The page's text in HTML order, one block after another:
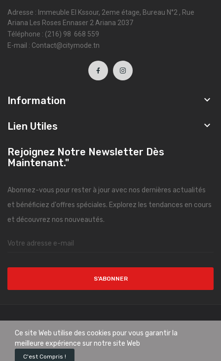
Adresse : Immeuble El Kssour, 2eme étage, Bureau N°2 , Rue
Ariana Les Roses Ennaser 2 Ariana 2037
Téléphone : (216) 98 668 559
E-mail : Contact@citymode.tn
Information 
Lien Utiles 
Rejoignez Notre Newsletter Dès
Maintenant."
Abonnez-vous pour rester à jour avec nos dernières actualités
et bénéficiez d'offres spéciales. Explorez les tendances en cours
et découvrez nos nouveautés.
S’ABONNER
Ce site Web utilise des cookies pour vous garantir la
meilleure expérience sur notre site Web
C'est Compris !